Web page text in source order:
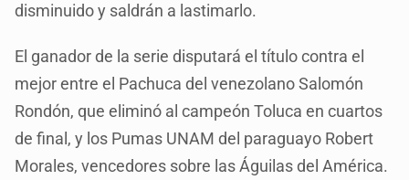
disminuido y saldrán a lastimarlo.
El ganador de la serie disputará el título contra el
mejor entre el Pachuca del venezolano Salomón
Rondón, que eliminó al campeón Toluca en cuartos
de final, y los Pumas UNAM del paraguayo Robert
Morales, vencedores sobre las Águilas del América.